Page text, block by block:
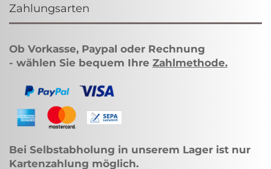
Zahlungsarten
Ob Vorkasse, Paypal oder Rechnung
- wählen Sie bequem Ihre Zahlmethode.
Bei Selbstabholung in unserem Lager ist nur
Kartenzahlung möglich.